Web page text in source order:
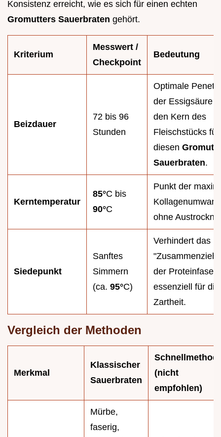
Konsistenz erreicht, wie es sich für einen echten
Gromutters Sauerbraten gehört.
Kriterium
Messwert /
Checkpoint
Bedeutung
Beizdauer
72 bis 96
Stunden
Optimale
der Essigsäure
den Kern des
Fleischstücks für
diesen
Sauerbraten.
Kerntemperatur
85°C bis
90°C
Punkt der
ohne
Siedepunkt
Sanftes
Simmern
(ca. 95°C)
Verhindert das
der
essenziell für die
Zartheit.
Vergleich der Methoden
Merkmal
Klassischer
Sauerbraten
(nicht
empfohlen)
Mürbe,
faserig,